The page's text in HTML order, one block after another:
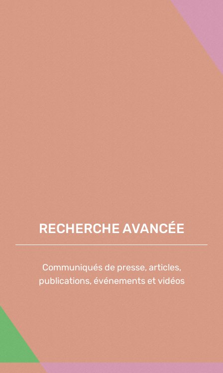
RECHERCHE AVANCÉE
Communiqués de presse, articles,
publications, événements et vidéos